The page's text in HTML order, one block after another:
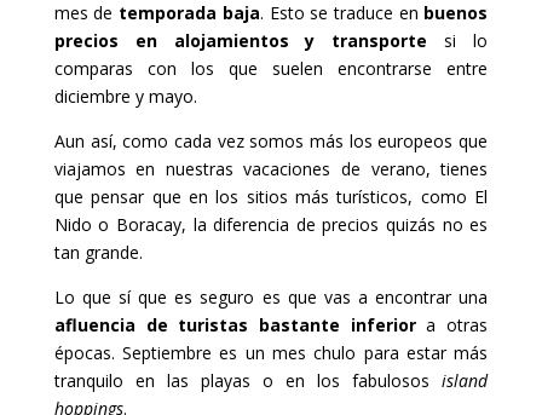
mes de temporada baja. Esto se traduce en buenos
precios en alojamientos y transporte si lo
comparas con los que suelen encontrarse entre
diciembre y mayo.
Aun así, como cada vez somos más los europeos que
viajamos en nuestras vacaciones de verano, tienes
que pensar que en los sitios más turísticos, como El
Nido o Boracay, la diferencia de precios quizás no es
tan grande.
Lo que sí que es seguro es que vas a encontrar una
afluencia de turistas bastante inferiora otras
épocas. Septiembre es un mes chulo para estar más
tranquilo en las playas o en los fabulososisland
hoppings.